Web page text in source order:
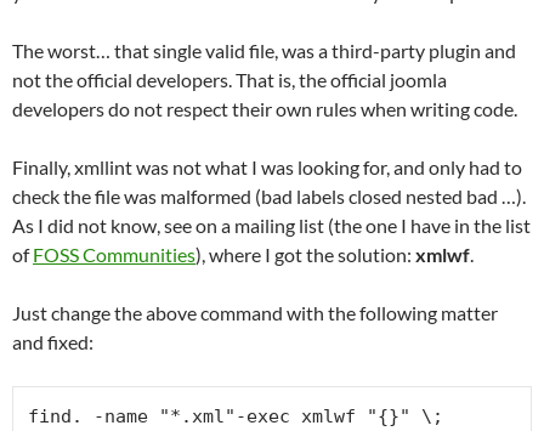
The worst… that single valid file, was a third-party plugin and
not the official developers. That is, the official joomla
developers do not respect their own rules when writing code.
Finally, xmllint was not what I was looking for, and only had to
check the file was malformed (bad labels closed nested bad …).
As I did not know, see on a mailing list (the one I have in the list
ofFOSS Communities), where I got the solution: xmlwf.
Just change the above command with the following matter
and fixed:
find. -name "*.xml"-exec xmlwf "{}" \;